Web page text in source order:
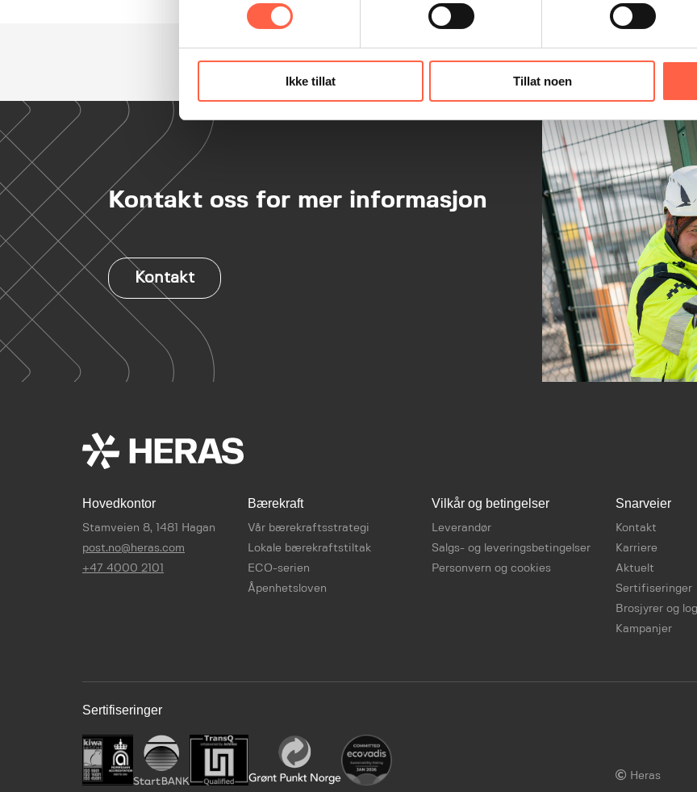
Ikke tillat Tillat noen
Kontakt oss for mer informasjon
Kontakt
Hovedkontor
Stamveien 8, 1481 Hagan
post.no@heras.com
+47 4000 2101
Bærekraft
Vår bærekraftsstrategi
Lokale bærekraftstiltak
ECO-serien
Åpenhetsloven
Vilkår og betingelser
Leverandør
Salgs- og leveringsbetingelser
Personvern og cookies
Snarveier
Kontakt
Karriere
Aktuelt
Sertifiseringer
Brosjyrer og
Kampanjer
Sertifiseringer
Heras